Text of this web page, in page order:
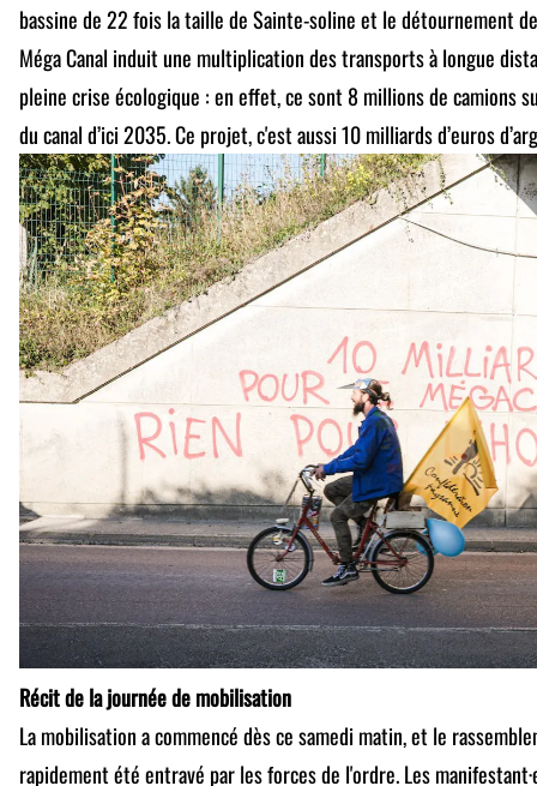
bassine de 22 fois la taille de Sainte-soline et le détournement
Méga Canal induit une multiplication des transports à longue
pleine crise écologique : en effet, ce sont 8 millions de camions
du canal d’ici 2035. Ce projet, c'est aussi 10 milliards d’euros
Récit de la journée de mobilisation
La mobilisation a commencé dès ce samedi matin, et le
rapidement été entravé par les forces de l'ordre. Les